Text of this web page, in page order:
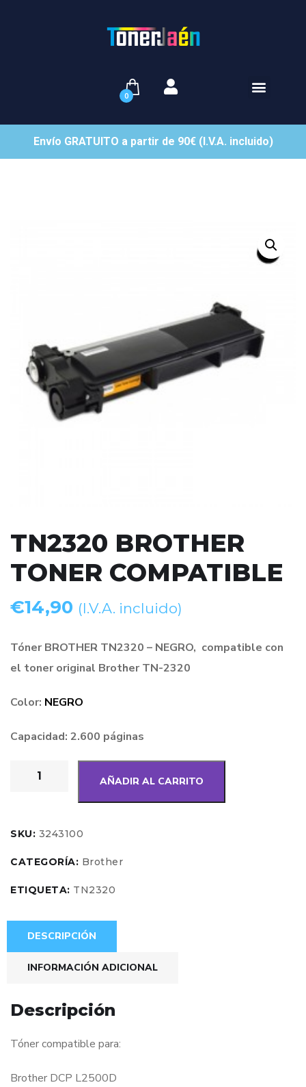
0
Envío GRATUITO a partir de 90€ (I.V.A. incluido)
TN2320 BROTHER
TONER COMPATIBLE
€14,90 (I.V.A. incluido)
Tóner BROTHER TN2320 – NEGRO, compatible con
el toner original Brother TN-2320
Color: NEGRO
Capacidad: 2.600 páginas
AÑADIR AL CARRITO
SKU: 3243100
CATEGORÍA: Brother
ETIQUETA: TN2320
DESCRIPCIÓN
INFORMACIÓN ADICIONAL
Descripción
Tóner compatible para:
Brother DCP L2500D